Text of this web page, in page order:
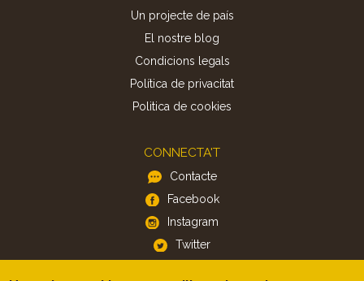
Un projecte de país
El nostre blog
Condicions legals
Política de privacitat
Politica de cookies
CONNECTA'T
Contacte
Facebook
Instagram
Twitter